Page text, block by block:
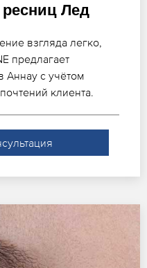
Лед
взгляда легко,
предлагает
Аннау с учётом
клиента.